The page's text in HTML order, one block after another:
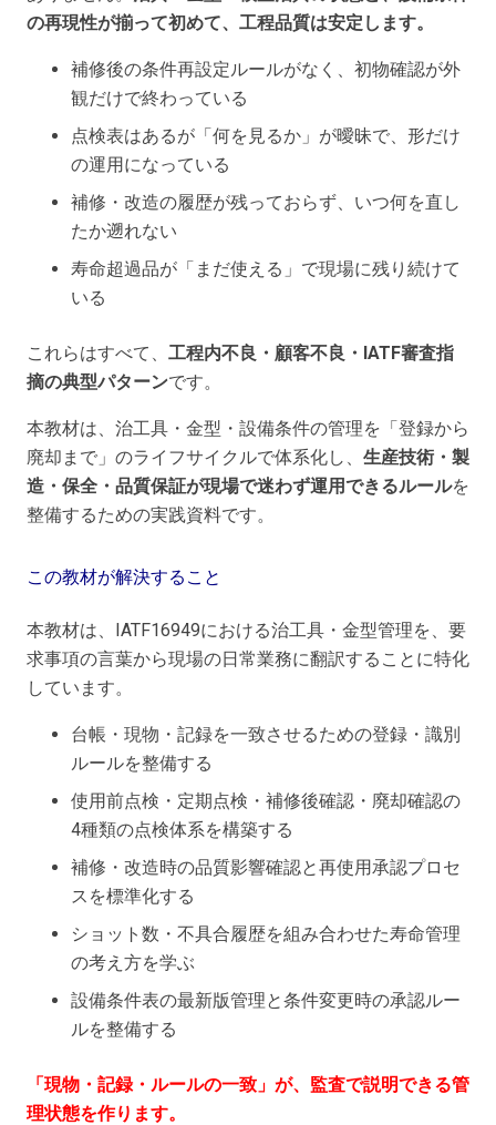
の再現性が揃って初めて、工程品質は安定します。
補修後の条件再設定ルールがなく、初物確認が外
観だけで終わっている
点検表はあるが「何を見るか」が曖昧で、形だけ
の運用になっている
補修・改造の履歴が残っておらず、いつ何を直し
たか遡れない
寿命超過品が「まだ使える」で現場に残り続けて
いる
これらはすべて、 工程内不良・顧客不良・IATF審査指
摘の典型パターンです。
本教材は、治工具・金型・設備条件の管理を「登録から
廃却まで」のライフサイクルで体系化し、 生産技術・製
造・保全・品質保証が現場で迷わず運用できるルールを
整備するための実践資料です。
この教材が解決すること
本教材は、IATF16949における治工具・金型管理を、要
求事項の言葉から現場の日常業務に翻訳することに特化
しています。
台帳・現物・記録を一致させるための登録・識別
ルールを整備する
使用前点検・定期点検・補修後確認・廃却確認の
4種類の点検体系を構築する
補修・改造時の品質影響確認と再使用承認プロセ
スを標準化する
ショット数・不具合履歴を組み合わせた寿命管理
の考え方を学ぶ
設備条件表の最新版管理と条件変更時の承認ルー
ルを整備する
「現物・記録・ルールの一致」が、監査で説明できる管
理状態を作ります。